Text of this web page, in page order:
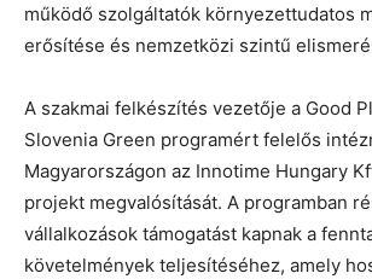
működő szolgáltatók környezettudatos
erősítése és nemzetközi szintű
A szakmai felkészítés vezetője a Good
Slovenia Green programért felelős
Magyarországon az Innotime Hungary
projekt megvalósítását. A programban
vállalkozások támogatást kapnak a
követelmények teljesítéséhez, amely